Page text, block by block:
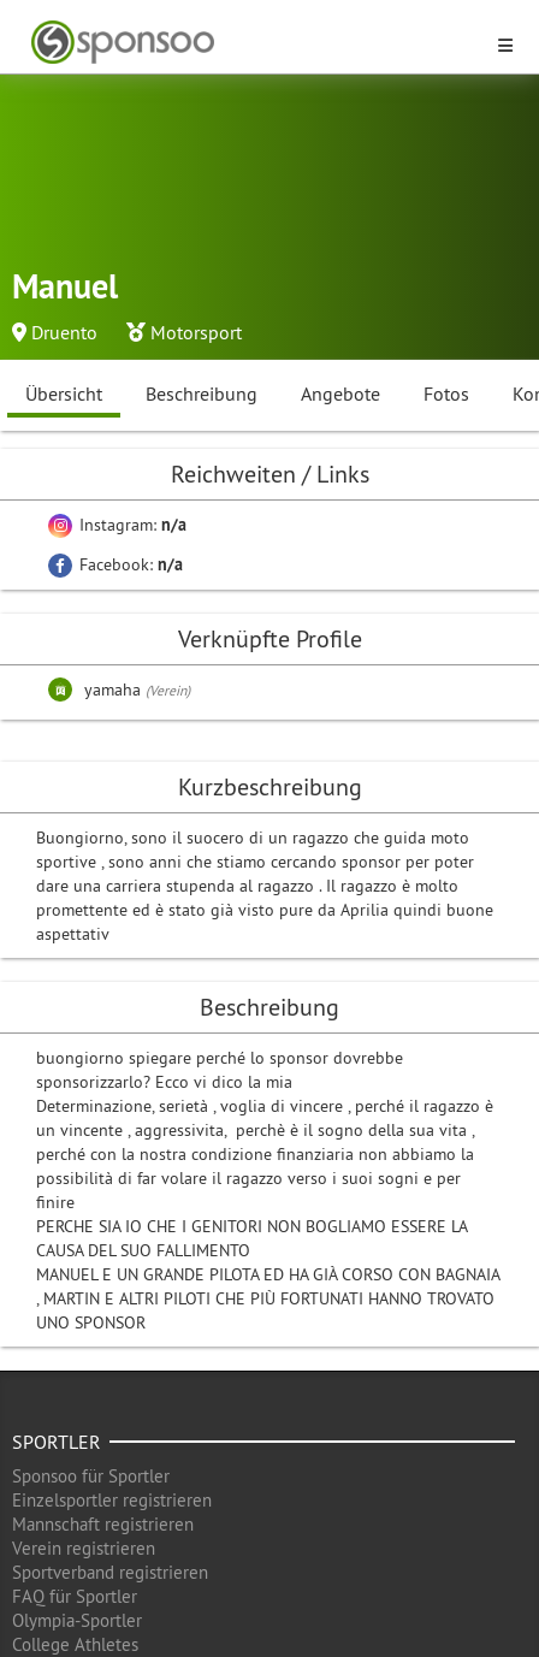
Manuel
Druento Motorsport
Übersicht Beschreibung Angebote Fotos
Kurzbeschreibung
Buongiorno, sono il suocero di un ragazzo che guida moto
sportive , sono anni che stiamo cercando sponsor per poter
dare una carriera stupenda al ragazzo . Il ragazzo è molto
promettente ed è stato già visto pure da Aprilia quindi buone
aspettativ
Beschreibung
buongiorno spiegare perché lo sponsor dovrebbe
sponsorizzarlo? Ecco vi dico la mia
Determinazione, serietà , voglia di vincere , perché il ragazzo è
un vincente , aggressivita, perchè è il sogno della sua vita ,
perché con la nostra condizione finanziaria non abbiamo la
possibilità di far volare il ragazzo verso i suoi sogni e per
finire
PERCHE SIA IO CHE I GENITORI NON BOGLIAMO ESSERE LA
CAUSA DEL SUO FALLIMENTO
MANUEL E UN GRANDE PILOTA ED HA GIÀ CORSO CON BAGNAIA
, MARTIN E ALTRI PILOTI CHE PIÙ FORTUNATI HANNO TROVATO
UNO SPONSOR
Reichweiten / Links
Instagram: n/a
Facebook: n/a
Verknüpfte Profile
yamaha (Verein)
SPORTLER
Sponsoo für Sportler
Einzelsportler registrieren
Mannschaft registrieren
Verein registrieren
Sportverband registrieren
FAQ für Sportler
Olympia-Sportler
College Athletes